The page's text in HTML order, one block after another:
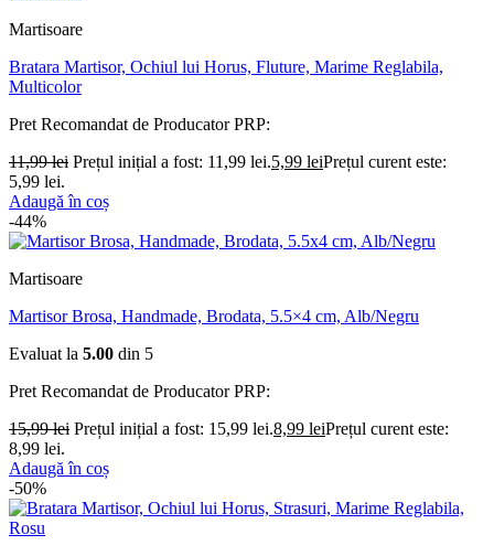
Martisoare
Bratara Martisor, Ochiul lui Horus, Fluture, Marime Reglabila,
Multicolor
Pret Recomandat de ProducatorPRP:
11,99lei Prețul inițial a fost: 11,99 lei.5,99 leiPrețul curent este:
5,99 lei.
Adaugă în coș
-44%
Martisoare
Martisor Brosa, Handmade, Brodata, 5.5×4 cm, Alb/Negru
Evaluat la 5.00 din 5
Pret Recomandat de ProducatorPRP:
15,99lei Prețul inițial a fost: 15,99 lei.8,99 leiPrețul curent este:
8,99 lei.
Adaugă în coș
-50%